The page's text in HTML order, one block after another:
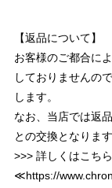
【返品について】
お客様のご都合に
しておりませんの
します。
なお、当店では返
との交換となりま
>>> 詳しくはこち
≪https://